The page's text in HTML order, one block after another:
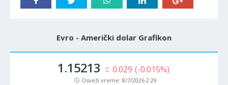
Evro - Američki dolar Grafikon
1.15213 0.029 (-0.015%)
Osveži vreme: 8/7/2026 2:29